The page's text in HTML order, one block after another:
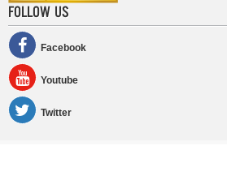
FOLLOW US
Facebook
Youtube
Twitter